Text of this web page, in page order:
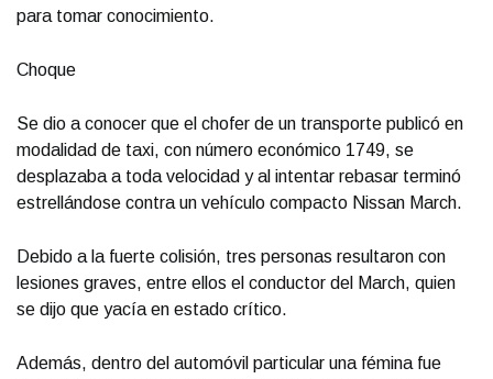
para tomar conocimiento.
Choque
Se dio a conocer que el chofer de un transporte publicó en
modalidad de taxi, con número económico 1749, se
desplazaba a toda velocidad y al intentar rebasar terminó
estrellándose contra un vehículo compacto Nissan March.
Debido a la fuerte colisión, tres personas resultaron con
lesiones graves, entre ellos el conductor del March, quien
se dijo que yacía en estado crítico.
Además, dentro del automóvil particular una fémina fue